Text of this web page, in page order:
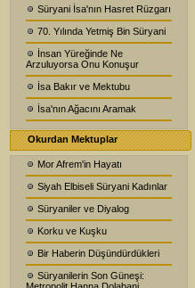
Süryani İsa'nın Hasret Rüzgarı
70. Yılında Yetmiş Bin Süryani
İnsan Yüreğinde Ne
Arzuluyorsa Onu Konuşur
İsa Bakır ve Mektubu
İsa'nın Ağacını Aramak
Okurdan Mektuplar
Mor Afrem'in Hayatı
Siyah Elbiseli Süryani Kadınlar
Süryaniler ve Diyalog
Korku ve Kuşku
Bir Haberin Düşündürdükleri
Süryanilerin Son Güneşi: